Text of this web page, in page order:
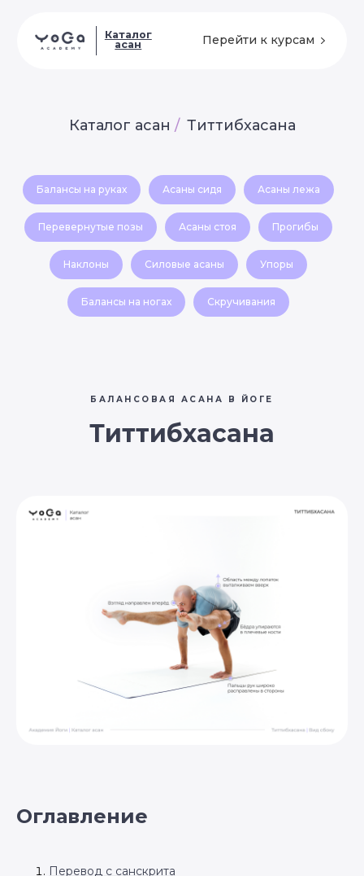
Каталог
Каталог асан / Титтибхасана
Балансы на руках Асаны сидя Асаны лежа
Перевернутые позы Асаны стоя Прогибы
Наклоны Силовые асаны Упоры
Балансы на ногах Скручивания
БАЛАНСОВАЯ АСАНА В ЙОГЕ
Титтибхасана
Оглавление
Перевод с санскрита